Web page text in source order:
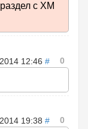
с ХМ
12:46 # 0
19:38 # 0